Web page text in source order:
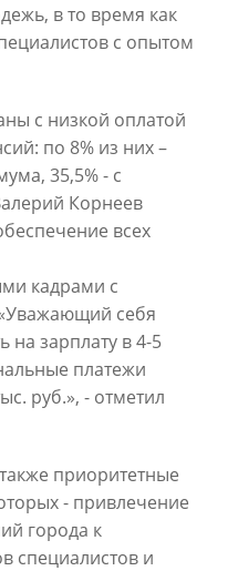
в то время как
с опытом
с низкой оплатой
по 8% из них –
35,5% - с
Корнеев
всех
кадрами с
себя
на зарплату в 4-5
платежи
руб.», - отметил
приоритетные
- привлечение
города к
специалистов и